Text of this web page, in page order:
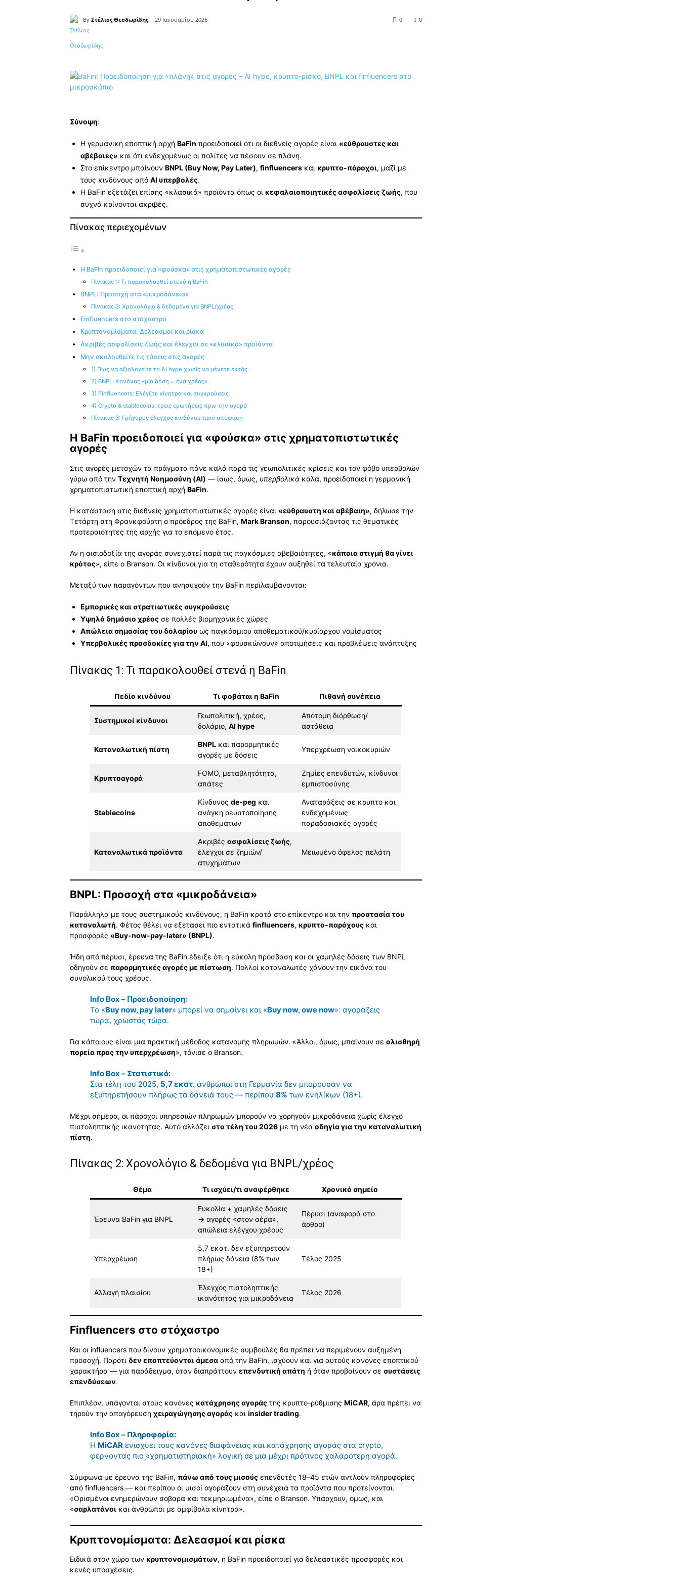
By Στέλιος Θεοδωρίδης 29 Ιανουαρίου 2026 0
0
Κοινοποίηση
Σύνοψη:
Η γερμανική εποπτική αρχή BaFin προειδοποιεί ότι οι διεθνείς αγορές είναι «εύθραυστες και
αβέβαιες» και ότι ενδεχομένως οι πολίτες να πέσουν σε πλάνη.
Στο επίκεντρο μπαίνουν BNPL (Buy Now, Pay Later), finfluencers και κρυπτο-πάροχοι, μαζί με
τους κινδύνους από AI υπερβολές.
Η BaFin εξετάζει επίσης «κλασικά» προϊόντα όπως οι κεφαλαιοποιητικές ασφαλίσεις ζωής, που
συχνά κρίνονται ακριβές.
Πίνακας περιεχομένων
Η BaFin προειδοποιεί για «φούσκα» στις χρηματοπιστωτικές αγορές
Πίνακας 1: Τι παρακολουθεί στενά η BaFin
BNPL: Προσοχή στα «μικροδάνεια»
Πίνακας 2: Χρονολόγιο & δεδομένα για BNPL/χρέος
Finfluencers στο στόχαστρο
Κρυπτονομίσματα: Δελεασμοί και ρίσκα
Ακριβές ασφαλίσεις ζωής και έλεγχοι σε «κλασικά» προϊόντα
Μην ακολουθείτε τις τάσεις στις αγορές
1) Πως να αξιολογείτε το AI hype χωρίς να μένετε εκτός
2) BNPL: Κανόνας «μία δόση = ένα χρέος»
3) Finfluencers: Ελέγξτε κίνητρα και συγκρούσεις
4) Crypto & stablecoins: τρεις ερωτήσεις πριν την αγορά
Πίνακας 3: Γρήγορος έλεγχος κινδύνου πριν απόφαση
Η BaFin προειδοποιεί για «φούσκα» στις χρηματοπιστωτικές
αγορές
Στις αγορές μετοχών τα πράγματα πάνε καλά παρά τις γεωπολιτικές κρίσεις και τον φόβο υπερβολών
γύρω από την Τεχνητή Νοημοσύνη (AI) — ίσως, όμως, υπερβολικά καλά, προειδοποιεί η γερμανική
χρηματοπιστωτική εποπτική αρχή BaFin.
Η κατάσταση στις διεθνείς χρηματοπιστωτικές αγορές είναι «εύθραυστη και αβέβαιη», δήλωσε την
Τετάρτη στη Φρανκφούρτη ο πρόεδρος της BaFin, Mark Branson, παρουσιάζοντας τις θεματικές
προτεραιότητες της αρχής για το επόμενο έτος.
Αν η αισιοδοξία της αγοράς συνεχιστεί παρά τις παγκόσμιες αβεβαιότητες, «κάποια στιγμή θα γίνει
κρότος», είπε ο Branson. Οι κίνδυνοι για τη σταθερότητα έχουν αυξηθεί τα τελευταία χρόνια.
Μεταξύ των παραγόντων που ανησυχούν την BaFin περιλαμβάνονται:
Εμπορικές και στρατιωτικές συγκρούσεις
Υψηλό δημόσιο χρέος σε πολλές βιομηχανικές χώρες
Απώλεια σημασίας του δολαρίου ως παγκόσμιου αποθεματικού/κυρίαρχου νομίσματος
Υπερβολικές προσδοκίες για την AI, που «φουσκώνουν» αποτιμήσεις και προβλέψεις ανάπτυξης
Πίνακας 1: Τι παρακολουθεί στενά η BaFin
Πεδίο κινδύνου Τι φοβάται η BaFin Πιθανή συνέπεια
Συστημικοί κίνδυνοι
Γεωπολιτική, χρέος,
δολάριο, AI hype
Απότομη διόρθωση/
αστάθεια
Καταναλωτική πίστη
BNPL και παρορμητικές
αγορές με δόσεις
Υπερχρέωση νοικοκυριών
Κρυπτοαγορά
FOMO, μεταβλητότητα,
απάτες
Ζημίες επενδυτών, κίνδυνοι
εμπιστοσύνης
Stablecoins
Κίνδυνος de-peg και
ανάγκη ρευστοποίησης
αποθεμάτων
Αναταράξεις σε κρυπτο και
ενδεχομένως
παραδοσιακές αγορές
Καταναλωτικά προϊόντα
Ακριβές ασφαλίσεις ζωής,
έλεγχοι σε ζημιών/
ατυχημάτων
Μειωμένο όφελος πελάτη
BNPL: Προσοχή στα «μικροδάνεια»
Παράλληλα με τους συστημικούς κινδύνους, η BaFin κρατά στο επίκεντρο και την προστασία του
καταναλωτή. Φέτος θέλει να εξετάσει πιο εντατικά finfluencers, κρυπτο-παρόχους και
προσφορές «Buy-now-pay-later» (BNPL).
Ήδη από πέρυσι, έρευνα της BaFin έδειξε ότι η εύκολη πρόσβαση και οι χαμηλές δόσεις των BNPL
οδηγούν σε παρορμητικές αγορές με πίστωση. Πολλοί καταναλωτές χάνουν την εικόνα του
συνολικού τους χρέους.
Info Box – Προειδοποίηση:
Το «Buy now, pay later» μπορεί να σημαίνει και «Buy now, owe now»: αγοράζεις
τώρα, χρωστάς τώρα.
Για κάποιους είναι μια πρακτική μέθοδος κατανομής πληρωμών. «Άλλοι, όμως, μπαίνουν σε ολισθηρή
πορεία προς την υπερχρέωση», τόνισε ο Branson.
Info Box – Στατιστικό:
Στα τέλη του 2025, 5,7 εκατ. άνθρωποι στη Γερμανία δεν μπορούσαν να
εξυπηρετήσουν πλήρως τα δάνειά τους — περίπου 8% των ενηλίκων (18+).
Μέχρι σήμερα, οι πάροχοι υπηρεσιών πληρωμών μπορούν να χορηγούν μικροδάνεια χωρίς έλεγχο
πιστοληπτικής ικανότητας. Αυτό αλλάζει στα τέλη του 2026 με τη νέα οδηγία για την καταναλωτική
πίστη.
Πίνακας 2: Χρονολόγιο & δεδομένα για BNPL/χρέος
Θέμα Τι ισχύει/τι αναφέρθηκε Χρονικό σημείο
Έρευνα BaFin για BNPL
Ευκολία + χαμηλές δόσεις
→ αγορές «στον αέρα»,
απώλεια ελέγχου χρέους
Πέρυσι (αναφορά στο
άρθρο)
Υπερχρέωση
5,7 εκατ. δεν εξυπηρετούν
πλήρως δάνεια (8% των
18+)
Τέλος 2025
Αλλαγή πλαισίου
Έλεγχος πιστοληπτικής
ικανότητας για μικροδάνεια
Τέλος 2026
Finfluencers στο στόχαστρο
Και οι influencers που δίνουν χρηματοοικονομικές συμβουλές θα πρέπει να περιμένουν αυξημένη
προσοχή. Παρότι δεν εποπτεύονται άμεσα από την BaFin, ισχύουν και για αυτούς κανόνες εποπτικού
χαρακτήρα — για παράδειγμα, όταν διαπράττουν επενδυτική απάτη ή όταν προβαίνουν σε συστάσεις
επενδύσεων.
Επιπλέον, υπάγονται στους κανόνες κατάχρησης αγοράς της κρυπτο-ρύθμισης MiCAR, άρα πρέπει να
τηρούν την απαγόρευση χειραγώγησης αγοράς και insider trading.
Info Box – Πληροφορία:
Η MiCAR ενισχύει τους κανόνες διαφάνειας και κατάχρησης αγοράς στα crypto,
φέρνοντας πιο «χρηματιστηριακή» λογική σε μια μέχρι πρότινος χαλαρότερη αγορά.
Σύμφωνα με έρευνα της BaFin, πάνω από τους μισούς επενδυτές 18–45 ετών αντλούν πληροφορίες
από finfluencers — και περίπου οι μισοί αγοράζουν στη συνέχεια τα προϊόντα που προτείνονται.
«Ορισμένοι ενημερώνουν σοβαρά και τεκμηριωμένα», είπε ο Branson. Υπάρχουν, όμως, και
«σαρλατάνοι και άνθρωποι με αμφίβολα κίνητρα».
Κρυπτονομίσματα: Δελεασμοί και ρίσκα
Ειδικά στον χώρο των κρυπτονομισμάτων, η BaFin προειδοποιεί για δελεαστικές προσφορές και
κενές υποσχέσεις.